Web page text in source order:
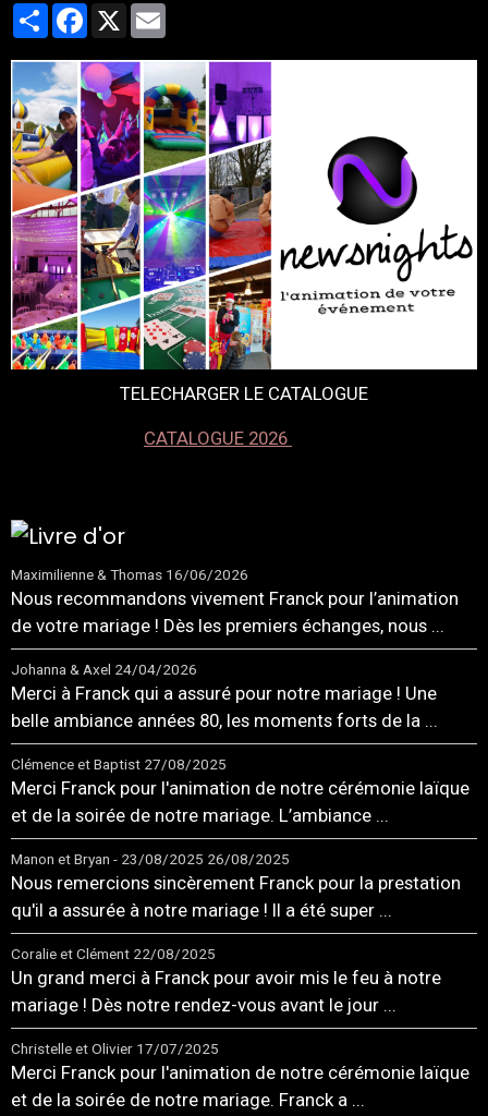
PartagerFacebook
X
TELECHARGER LE CATALOGUE
CATALOGUE 2026
Maximilienne & Thomas 16/06/2026
Nous recommandons vivement Franck pour l’animation
de votre mariage ! Dès les premiers échanges, nous ...
Johanna & Axel 24/04/2026
Merci à Franck qui a assuré pour notre mariage ! Une
belle ambiance années 80, les moments forts de la ...
Clémence et Baptist 27/08/2025
Merci Franck pour l'animation de notre cérémonie laïque
et de la soirée de notre mariage. L’ambiance ...
Manon et Bryan - 23/08/2025 26/08/2025
Nous remercions sincèrement Franck pour la prestation
qu'il a assurée à notre mariage ! Il a été super ...
Coralie et Clément 22/08/2025
Un grand merci à Franck pour avoir mis le feu à notre
mariage ! Dès notre rendez-vous avant le jour ...
Christelle et Olivier 17/07/2025
Merci Franck pour l'animation de notre cérémonie laïque
et de la soirée de notre mariage. Franck a ...